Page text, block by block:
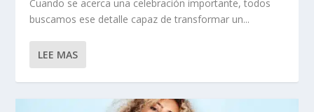
Cuando se acerca una celebración importante, todos
buscamos ese detalle capaz de transformar un...
LEE MAS